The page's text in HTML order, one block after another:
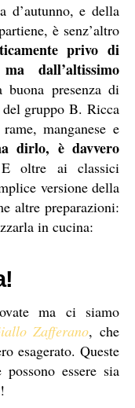
d’autunno, e della
è senz’altro
privo di
dall’altissimo
presenza di
gruppo B. Ricca
manganese e
dirlo, è davvero
E oltre ai classici
versione della
altre preparazioni:
in cucina:
ma ci siamo
Zafferano, che
esagerato. Queste
essere sia